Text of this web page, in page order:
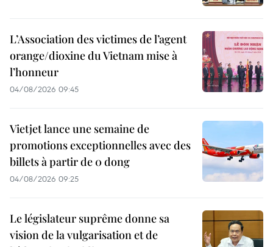
L’Association des victimes de l’agent
orange/dioxine du Vietnam mise à
l’honneur
04/08/2026 09:45
Vietjet lance une semaine de
promotions exceptionnelles avec des
billets à partir de 0 dong
04/08/2026 09:25
Le législateur suprême donne sa
vision de la vulgarisation et de